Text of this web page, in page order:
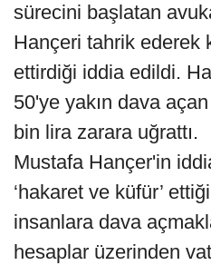
sürecini başlatan
Hançeri tahrik ederek
ettirdiği iddia edildi.
50'ye yakın dava
bin lira zarara uğrattı.
Mustafa Hançer'in
‘hakaret ve küfür’
insanlara dava
hesaplar üzerinden